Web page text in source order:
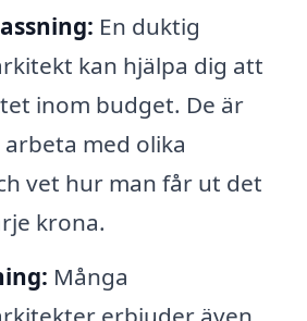
En duktig
kan hjälpa dig att
inom budget. De är
med olika
vet hur man får ut det
krona.
Många